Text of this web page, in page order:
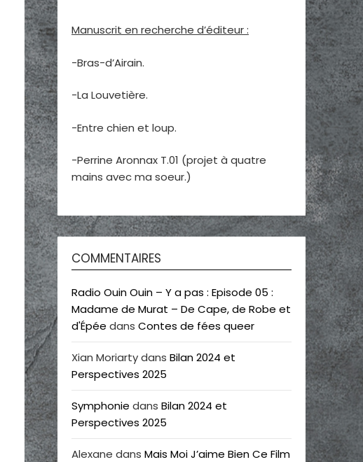
Manuscrit en recherche d’éditeur :
-Bras-d’Airain.
-La Louvetière.
-Entre chien et loup.
-Perrine Aronnax T.01 (projet à quatre
mains avec ma soeur.)
COMMENTAIRES
Radio Ouin Ouin – Y a pas : Episode 05 :
Madame de Murat – De Cape, de Robe et
d'Épée dans Contes de fées queer
Xian Moriartydans Bilan 2024 et
Perspectives 2025
Symphonie dans Bilan 2024 et
Perspectives 2025
Alexane dans Mais Moi J’aime Bien Ce Film